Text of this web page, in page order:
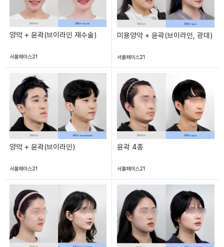
양악 + 윤곽(브이라인 재수술)
서울페이스21
미용양악 + 윤곽(브이라인, 광대)
서울페이스21
양악 + 윤곽(브이라인)
서울페이스21
윤곽 4종
서울페이스21